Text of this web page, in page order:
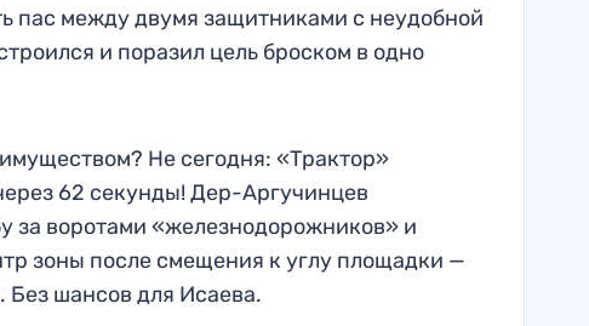
пас между двумя защитниками с неудобной
и поразил цель броском в одно
Не сегодня: «Трактор»
62 секунды! Дер-Аргучинцев
за воротами «железнодорожников» и
зоны после смещения к углу площадки —
Без шансов для Исаева.